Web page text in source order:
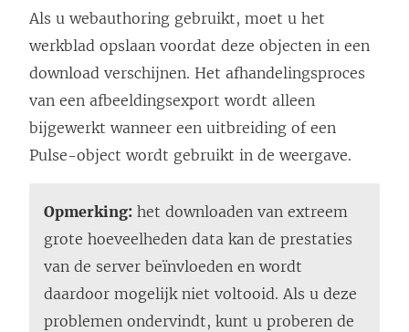
Als u webauthoring gebruikt, moet u het
werkblad opslaan voordat deze objecten in een
download verschijnen. Het afhandelingsproces
van een afbeeldingsexport wordt alleen
bijgewerkt wanneer een uitbreiding of een
Pulse-object wordt gebruikt in de weergave.
Opmerking: het downloaden van extreem
grote hoeveelheden data kan de prestaties
van de server beïnvloeden en wordt
daardoor mogelijk niet voltooid. Als u deze
problemen ondervindt, kunt u proberen de